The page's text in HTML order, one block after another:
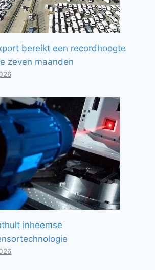
bereikt een recordhoogte
zeven maanden
inheemse